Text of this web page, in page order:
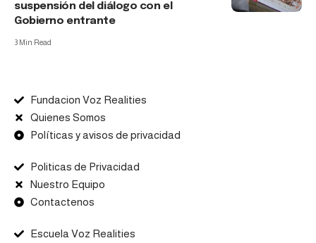
suspensión del diálogo con el
Gobierno entrante
3 Min Read
Fundacion Voz Realities
Quienes Somos
Políticas y avisos de privacidad
Politicas de Privacidad
Nuestro Equipo
Contactenos
Escuela Voz Realities